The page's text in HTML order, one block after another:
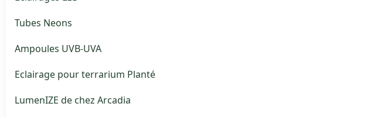
Tubes Neons
Ampoules UVB-UVA
Eclairage pour terrarium Planté
LumenIZE de chez Arcadia